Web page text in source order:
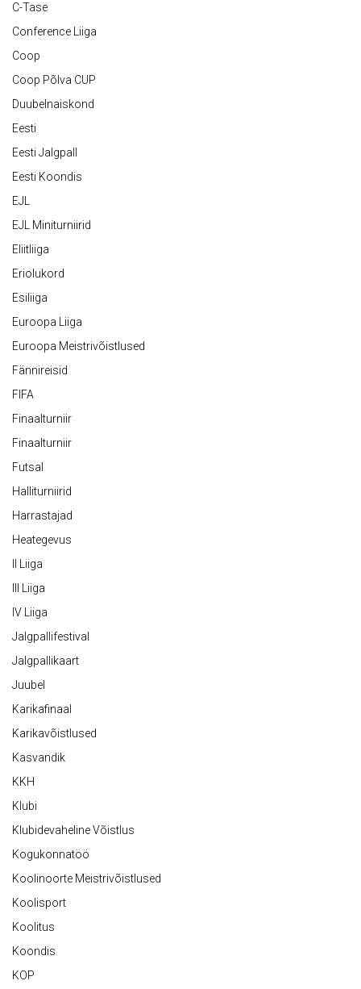
C-Tase
Conference Liiga
Coop
Coop Põlva CUP
Duubelnaiskond
Eesti
Eesti Jalgpall
Eesti Koondis
EJL
EJL Miniturniirid
Eliitliiga
Eriolukord
Esiliiga
Euroopa Liiga
Euroopa Meistrivõistlused
Fännireisid
FIFA
Finaalturniir
Finaalturniir
Futsal
Halliturniirid
Harrastajad
Heategevus
II Liiga
III Liiga
IV Liiga
Jalgpallifestival
Jalgpallikaart
Juubel
Karikafinaal
Karikavõistlused
Kasvandik
KKH
Klubi
Klubidevaheline Võistlus
Kogukonnatöö
Koolinoorte Meistrivõistlused
Koolisport
Koolitus
Koondis
KOP